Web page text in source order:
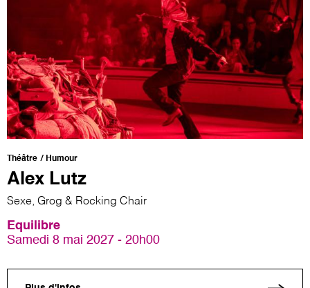
Théâtre Humour
Alex Lutz
Sexe, Grog & Rocking Chair
Equilibre
Samedi 8 mai 2027 - 20h00